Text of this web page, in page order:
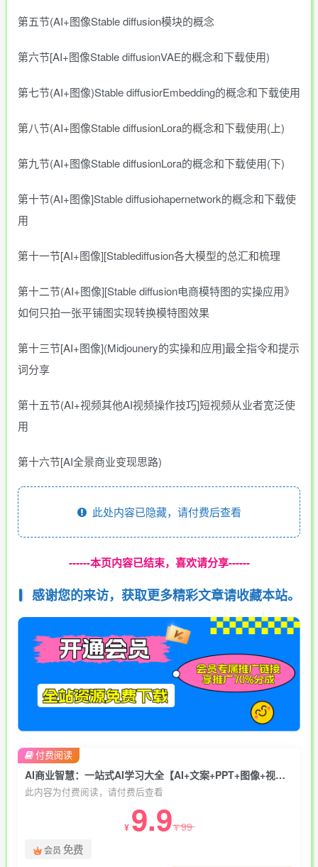
第五节(AI+图像Stable diffusion模块的概念
第六节[AI+图像Stable diffusionVAE的概念和下载使用)
第七节(AI+图像)Stable diffusiorEmbedding的概念和下载使用
第八节(AI+图像Stable diffusionLora的概念和下载使用(上)
第九节(AI+图像Stable diffusionLora的概念和下载使用(下)
第十节(AI+图像]Stable diffusiohapernetwork的概念和下载使
用
第十一节[AI+图像][Stablediffusion各大模型的总汇和梳理
第十二节(AI+图像][Stable diffusion电商模特图的实操应用》
如何只拍一张平铺图实现转换模特图效果
第十三节[AI+图像](Midjounery的实操和应用]最全指令和提示
词分享
第十五节(AI+视频其他AI视频操作技巧]短视频从业者宽泛使
用
第十六节[AI全景商业变现思路)
此处内容已隐藏，请付费后查看
------本页内容已结束，喜欢请分享------
感谢您的来访，获取更多精彩文章请收藏本站。
AI商业智慧：一站式AI学习大全【AI+文案+PPT+图像+视频】
此内容为付费阅读，请付费后查看
¥ 9.9¥99
会员 免费
付费阅读